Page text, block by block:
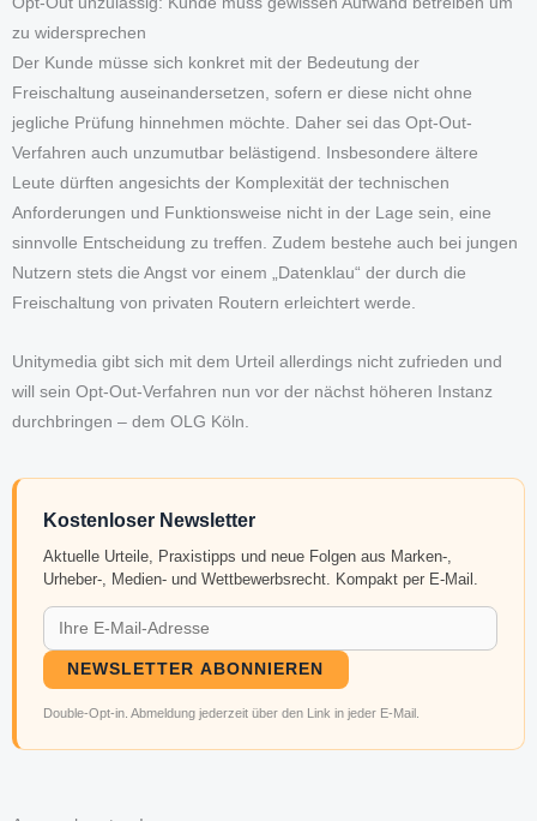
zu widersprechen
Der Kunde müsse sich konkret mit der Bedeutung der
Freischaltung auseinandersetzen, sofern er diese nicht ohne
jegliche Prüfung hinnehmen möchte. Daher sei das Opt-Out-
Verfahren auch unzumutbar belästigend. Insbesondere ältere
Leute dürften angesichts der Komplexität der technischen
Anforderungen und Funktionsweise nicht in der Lage sein, eine
sinnvolle Entscheidung zu treffen. Zudem bestehe auch bei jungen
Nutzern stets die Angst vor einem „Datenklau“ der durch die
Freischaltung von privaten Routern erleichtert werde.
Unitymedia gibt sich mit dem Urteil allerdings nicht zufrieden und
will sein Opt-Out-Verfahren nun vor der nächst höheren Instanz
durchbringen – dem OLG Köln.
Kostenloser Newsletter
Aktuelle Urteile, Praxistipps und neue Folgen aus Marken-,
Urheber-, Medien- und Wettbewerbsrecht. Kompakt per E-Mail.
NEWSLETTER ABONNIEREN
Double-Opt-in. Abmeldung jederzeit über den Link in jeder E-Mail.